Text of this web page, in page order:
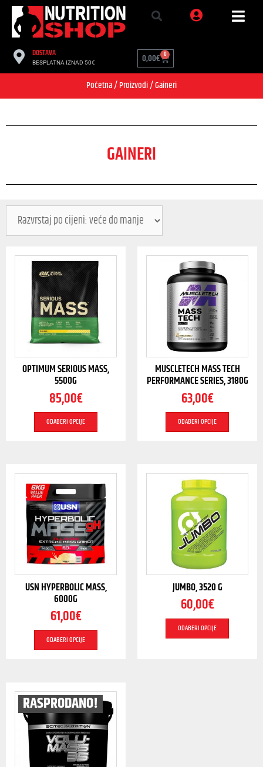
DOSTAVA
BESPLATNA IZNAD 50€ 0,00€ 0
Početna/Proizvodi/ Gaineri
GAINERI
OPTIMUM SERIOUS MASS,
5500G
85,00€
ODABERI OPCIJE
MUSCLETECH MASS TECH
PERFORMANCE SERIES, 3180G
63,00€
ODABERI OPCIJE
USN HYPERBOLIC MASS,
6000G
61,00€
ODABERI OPCIJE
JUMBO, 3520 G
60,00€
ODABERI OPCIJE
RASPRODANO!